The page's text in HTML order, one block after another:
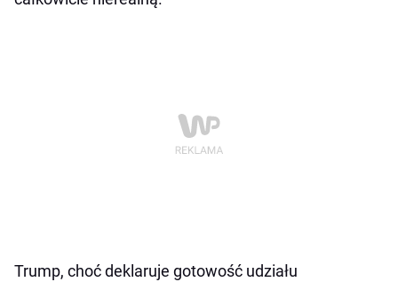
Trump, choć deklaruje gotowość udziału